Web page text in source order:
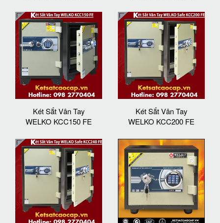
Két Sắt Vân Tay
WELKO KCC150 FE
Két Sắt Vân Tay
WELKO KCC200 FE